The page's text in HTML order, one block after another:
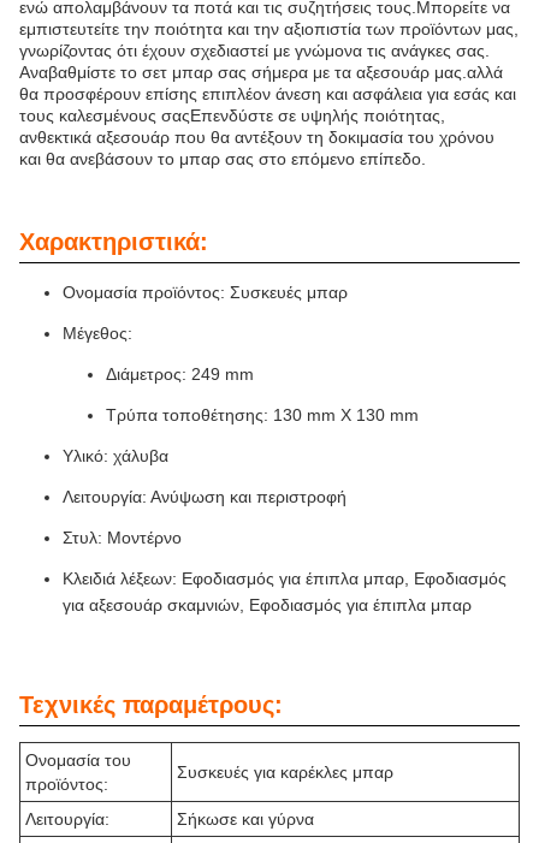
ενώ απολαμβάνουν τα ποτά και τις συζητήσεις τους.Μπορείτε να
εμπιστευτείτε την ποιότητα και την αξιοπιστία των προϊόντων μας,
γνωρίζοντας ότι έχουν σχεδιαστεί με γνώμονα τις ανάγκες σας.
Αναβαθμίστε το σετ μπαρ σας σήμερα με τα αξεσουάρ μας.αλλά
θα προσφέρουν επίσης επιπλέον άνεση και ασφάλεια για εσάς και
τους καλεσμένους σαςΕπενδύστε σε υψηλής ποιότητας,
ανθεκτικά αξεσουάρ που θα αντέξουν τη δοκιμασία του χρόνου
και θα ανεβάσουν το μπαρ σας στο επόμενο επίπεδο.
Χαρακτηριστικά:
Ονομασία προϊόντος: Συσκευές μπαρ
Μέγεθος:
Διάμετρος: 249 mm
Τρύπα τοποθέτησης: 130 mm X 130 mm
Υλικό: χάλυβα
Λειτουργία: Ανύψωση και περιστροφή
Στυλ: Μοντέρνο
Κλειδιά λέξεων: Εφοδιασμός για έπιπλα μπαρ, Εφοδιασμός
για αξεσουάρ σκαμνιών, Εφοδιασμός για έπιπλα μπαρ
Τεχνικές παραμέτρους:
Ονομασία του
προϊόντος:
Συσκευές για καρέκλες μπαρ
Λειτουργία:
Σήκωσε και γύρνα